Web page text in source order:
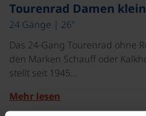
Tourenrad Damen klein
24 Gänge | 26"
Das 24-Gang Tourenrad ohne
den Marken Schauff oder
stellt seit 1945…
Mehr lesen